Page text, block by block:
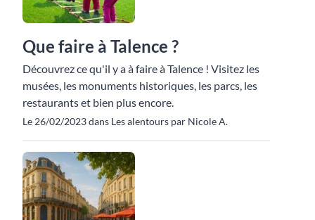
Que faire à Talence ?
Découvrez ce qu'il y a à faire à Talence ! Visitez les
musées, les monuments historiques, les parcs, les
restaurants et bien plus encore.
Le 26/02/2023 dans Les alentours par Nicole A.